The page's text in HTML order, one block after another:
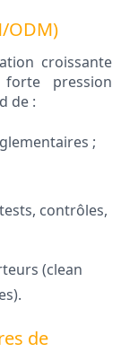
ODM)
croissante
pression
de :
;
contrôles,
(clean
de